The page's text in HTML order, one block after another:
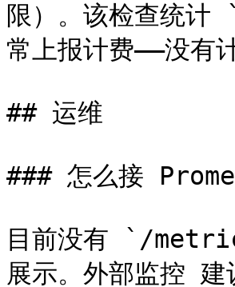
限）。该检查统
常上报计费——没
## 运维
### 怎么接
目前没有 `/
展示。外部监控 建